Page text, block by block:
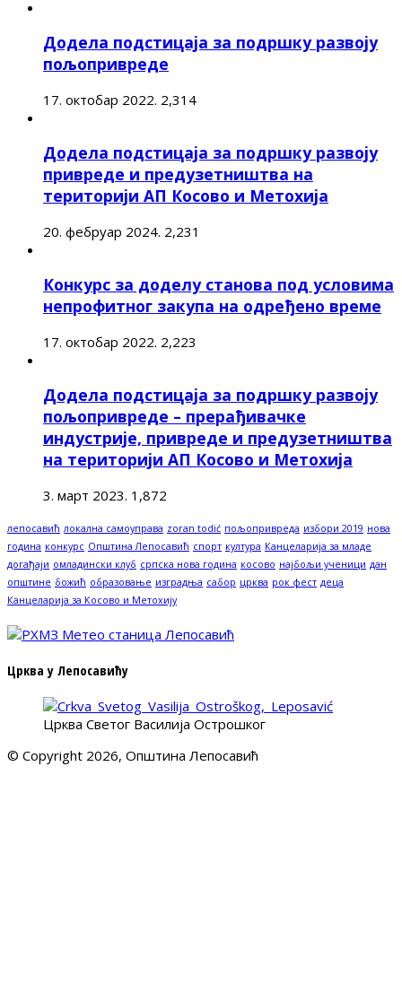
Додела подстицаја за подршку развоју
пољопривреде
17. октобар 2022. 2,314
Додела подстицаја за подршку развоју
привреде и предузетништва на
територији АП Косово и Метохија
20. фебруар 2024. 2,231
Конкурс за доделу станова под условима
непрофитног закупа на одређено време
17. октобар 2022. 2,223
Додела подстицаја за подршку развоју
пољопривреде – прерађивачке
индустрије, привреде и предузетништва
на територији АП Косово и Метохија
3. март 2023. 1,872
лепосавић локална самоуправа zoran todić пољопривреда избори 2019 нова
година конкурс Општина Лепосавић спорт култура Канцеларија за младе
догађаји омладински клуб српска нова година косово најбољи ученици дан
општине божић образовање изградња сабор црква рок фест деца
Канцеларија за Косово и Метохију
Црква у Лепосавићу
Црква Светог Василија Острошког
© Copyright 2026, Општина Лепосавић